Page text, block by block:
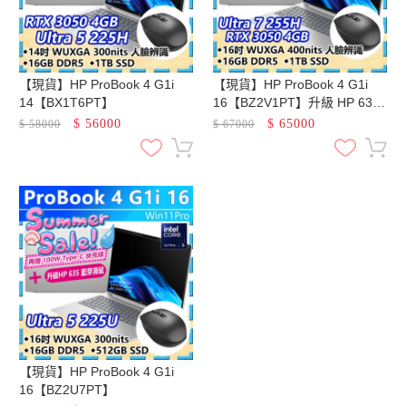
【現貨】HP ProBook 4 G1i
14【BX1T6PT】
$58000 $ 56000
【現貨】HP ProBook 4 G1i
16【BZ2V1PT】升級 HP 635
藍牙滑鼠
$67000 $ 65000
【現貨】HP ProBook 4 G1i
16【BZ2U7PT】